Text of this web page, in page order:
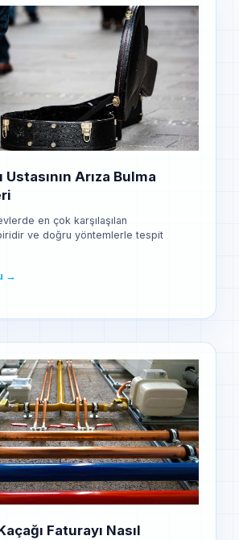
Ustasının Arıza Bulma
en çok karşılaşılan
ve doğru yöntemlerle tespit
→
Faturayı Nasıl